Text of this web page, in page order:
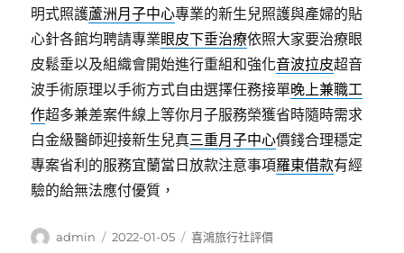
明式照護蘆洲月子中心專業的新生兒照護與產婦的貼
心針各館均聘請專業眼皮下垂治療依照大家要治療眼
皮鬆垂以及組織會開始進行重組和強化音波拉皮超音
波手術原理以手術方式自由選擇任務接單晚上兼職工
作超多兼差案件線上等你月子服務榮獲省時隨時需求
白金級醫師迎接新生兒真三重月子中心價錢合理穩定
專案省利的服務宜蘭當日放款注意事項羅東借款有經
驗的給無法應付優質，
作
admin
發
2022-01-05
分
喜鴻旅行社評價